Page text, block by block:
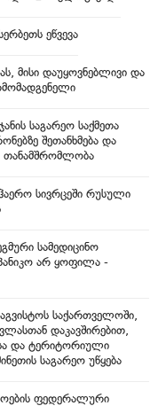
ეწვევა
მისი დაუყოვნებლივი და
საგარეო საქმეთა
შეთანხმება და
თანამშრომლობა
სივრცეში რუსული
სამედიცინო
არ ყოფილა -
საქართველოში,
დაკავშირებით,
და ტერიტორიული
საგარეო უწყება
ფედერალური